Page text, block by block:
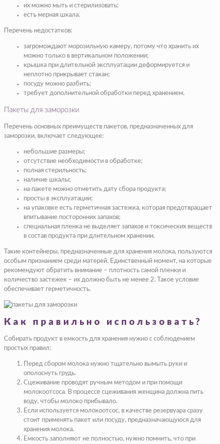
их можно мыть и стерилизовать;
есть мерная шкала.
Перечень недостатков:
загромождают морозильную камеру, потому что хранить их
можно только в вертикальном положении;
крышка при длительной эксплуатации деформируется и
неплотно прикрывает стакан;
посуду можно разбить;
требует дополнительной обработки перед хранением.
Пакеты для заморозки
Перечень основных преимуществ пакетов, предназначенных для
заморозки, включает следующее:
небольшие размеры;
отсутствие необходимости в обработке;
полная стерильность;
наличие шкалы;
на пакете можно отметить дату сбора продукта;
просты в эксплуатации;
на упаковке есть герметичная застежка, которая предотвращает
впитывание посторонних запахов;
специальная пленка не выделяет запахов и токсических веществ
в состав продукта при длительном хранении.
Такие контейнеры, предназначенные для хранения молока, пользуются
особым признанием среди матерей. Единственный момент, на которые
рекомендуют обратить внимание – плотность самой пленки и
количество застежек – их должно быть не менее 2. Такое условие
обеспечивает герметичность.
Как правильно использовать?
Собирать продукт в емкость для хранения нужно с соблюдением
простых правил:
Перед сбором молока нужно тщательно вымыть руки и
ополоснуть грудь.
Сцеживание проводят ручным методом и при помощи
молокоотсоса. В процессе сцеживания женщина должна пить
воду, чтобы молоко прибывало.
Если используется молокоотсос, в качестве резервуара сразу
стоит применять пакет или посуду, предназначающуюся для
хранения молока.
Емкость заполняют не полностью, нужно помнить, что при